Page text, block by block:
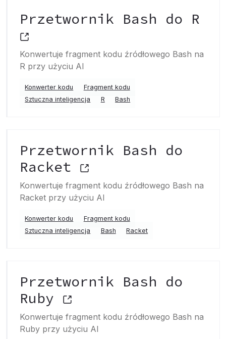
Przetwornik Bash do R
Konwertuje fragment kodu źródłowego Bash na
R przy użyciu AI
Konwerter kodu
Fragment kodu
Sztuczna inteligencja
R Bash
Przetwornik Bash do
Racket
Konwertuje fragment kodu źródłowego Bash na
Racket przy użyciu AI
Konwerter kodu
Fragment kodu
Sztuczna inteligencja
Bash Racket
Przetwornik Bash do
Ruby
Konwertuje fragment kodu źródłowego Bash na
Ruby przy użyciu AI